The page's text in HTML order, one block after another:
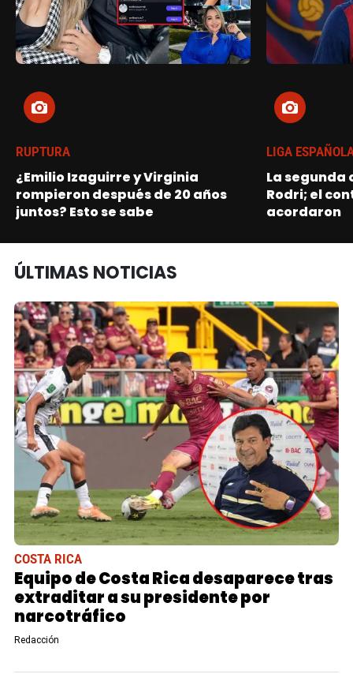
RUPTURA
¿Emilio Izaguirre y Virginia
rompieron después de 20 años
juntos? Esto se sabe
LIGA
La
Rodri; el
acordaron
ÚLTIMAS NOTICIAS
COSTA RICA
Equipo de Costa Rica desaparece tras
extraditar a su presidente por
narcotráfico
Redacción